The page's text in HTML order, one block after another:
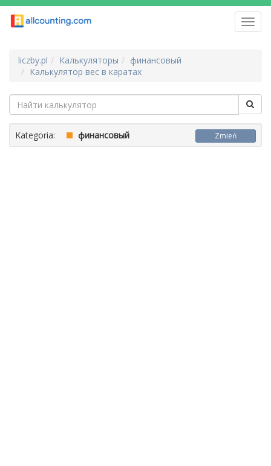
liczby.pl Калькуляторы
финансовый
Калькулятор вес в каратах
Kategoria: финансовый Zmień